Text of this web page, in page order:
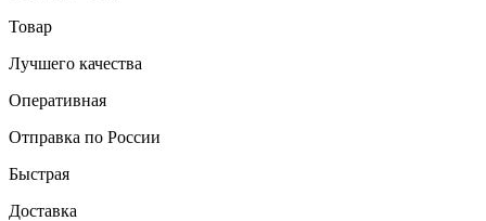
Товар
Лучшего качества
Оперативная
Отправка по России
Быстрая
Доставка